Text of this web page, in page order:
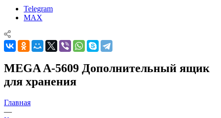
Telegram
MAX
MEGA A-5609 Дополнительный ящик
для хранения
Главная
—